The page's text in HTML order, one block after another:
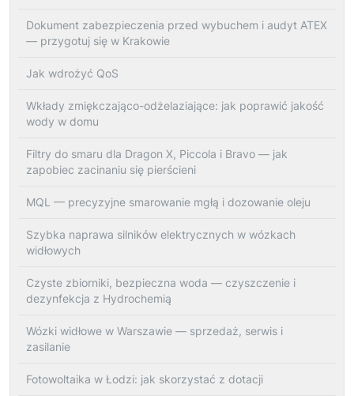
Dokument zabezpieczenia przed wybuchem i audyt ATEX
— przygotuj się w Krakowie
Jak wdrożyć QoS
Wkłady zmiękczająco-odżelaziające: jak poprawić jakość
wody w domu
Filtry do smaru dla Dragon X, Piccola i Bravo — jak
zapobiec zacinaniu się pierścieni
MQL — precyzyjne smarowanie mgłą i dozowanie oleju
Szybka naprawa silników elektrycznych w wózkach
widłowych
Czyste zbiorniki, bezpieczna woda — czyszczenie i
dezynfekcja z Hydrochemią
Wózki widłowe w Warszawie — sprzedaż, serwis i
zasilanie
Fotowoltaika w Łodzi: jak skorzystać z dotacji